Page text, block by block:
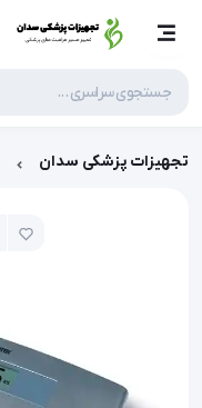
تجهیزات پزشکی سدان